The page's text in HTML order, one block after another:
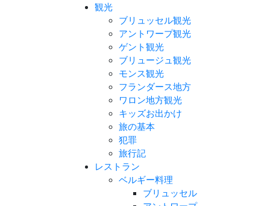
観光
ブリュッセル観光
アントワープ観光
ゲント観光
ブリュージュ観光
モンス観光
フランダース地方
ワロン地方観光
キッズお出かけ
旅の基本
犯罪
旅行記
レストラン
ベルギー料理
ブリュッセル